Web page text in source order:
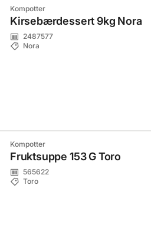
Kompotter
Kirsebærdessert 9kg Nora
2487577
Nora
Kompotter
Fruktsuppe 153 G Toro
565622
Toro